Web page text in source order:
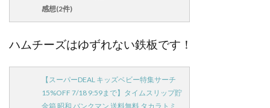
感想(2件)
ハムチーズはゆずれない鉄板です！
【スーパーDEAL キッズベビー特集サーチ
15%OFF 7/18 9:59まで】タイムスリップ貯
金箱 昭和 バンクマン 送料無料 タカラトミ